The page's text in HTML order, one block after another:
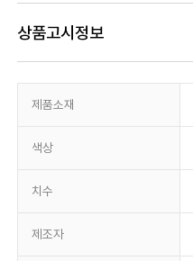
상품고시정보
제품소재
색상
치수
제조자